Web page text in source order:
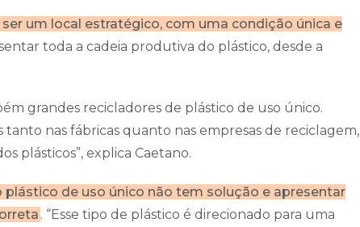
um local estratégico, com uma condição única e
toda a cadeia produtiva do plástico, desde a
grandes recicladores de plástico de uso único.
nas fábricas quanto nas empresas de reciclagem,
plásticos”, explica Caetano.
de uso único não tem solução e apresentar
. “Esse tipo de plástico é direcionado para uma